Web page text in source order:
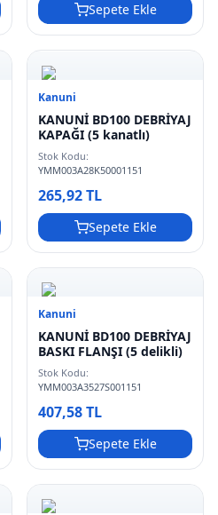
Sepete Ekle
Kanuni
KANUNİ BD100 DEBRİYAJ
KAPAĞI (5 kanatlı)
Stok Kodu:
YMM003A28K50001151
265,92 TL
Sepete Ekle
Kanuni
KANUNİ BD100 DEBRİYAJ
BASKI FLANŞI (5 delikli)
Stok Kodu:
YMM003A3527S001151
407,58 TL
Sepete Ekle